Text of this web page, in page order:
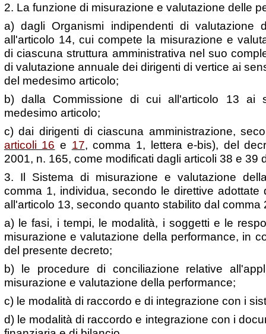
2. La funzione di misurazione e valutazione delle
a) dagli Organismi indipendenti di valutazione
all'articolo 14, cui compete la misurazione e
di ciascuna struttura amministrativa nel suo
di valutazione annuale dei dirigenti di vertice ai
del medesimo articolo;
b) dalla Commissione di cui all'articolo 13 ai
medesimo articolo;
c) dai dirigenti di ciascuna amministrazione,
articoli 16 e 17, comma 1, lettera e-bis), del
2001, n. 165, come modificati dagli articoli 38 e 39
3. Il Sistema di misurazione e valutazione
comma 1, individua, secondo le direttive adottate
all'articolo 13, secondo quanto stabilito dal comma
a) le fasi, i tempi, le modalità, i soggetti e le
misurazione e valutazione della performance, in
del presente decreto;
b) le procedure di conciliazione relative
misurazione e valutazione della performance;
c) le modalità di raccordo e di integrazione con i
d) le modalità di raccordo e integrazione con i